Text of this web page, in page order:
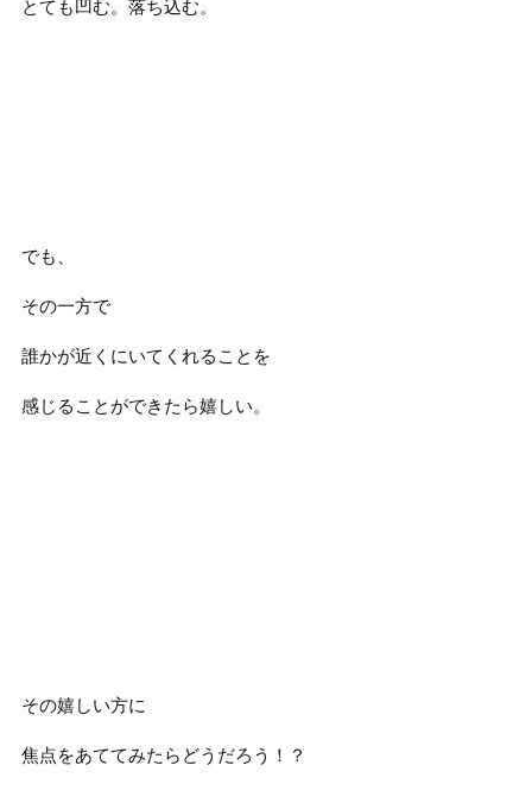
とても凹む。落ち込む。
でも、
その一方で
誰かが近くにいてくれることを
感じることができたら嬉しい。
その嬉しい方に
焦点をあててみたらどうだろう！？